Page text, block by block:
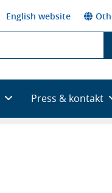
English website
Press & kontakt